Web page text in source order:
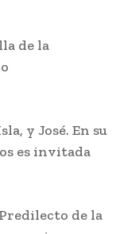
de la
y José. En su
es invitada
de la